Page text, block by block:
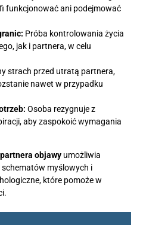
funkcjonować ani podejmować
Próba kontrolowania życia
jak i partnera, w celu
strach przed utratą partnera,
nawet w przypadku
Osoba rezygnuje z
aby zaspokoić wymagania
objawy umożliwia
myślowych i
które pomoże w